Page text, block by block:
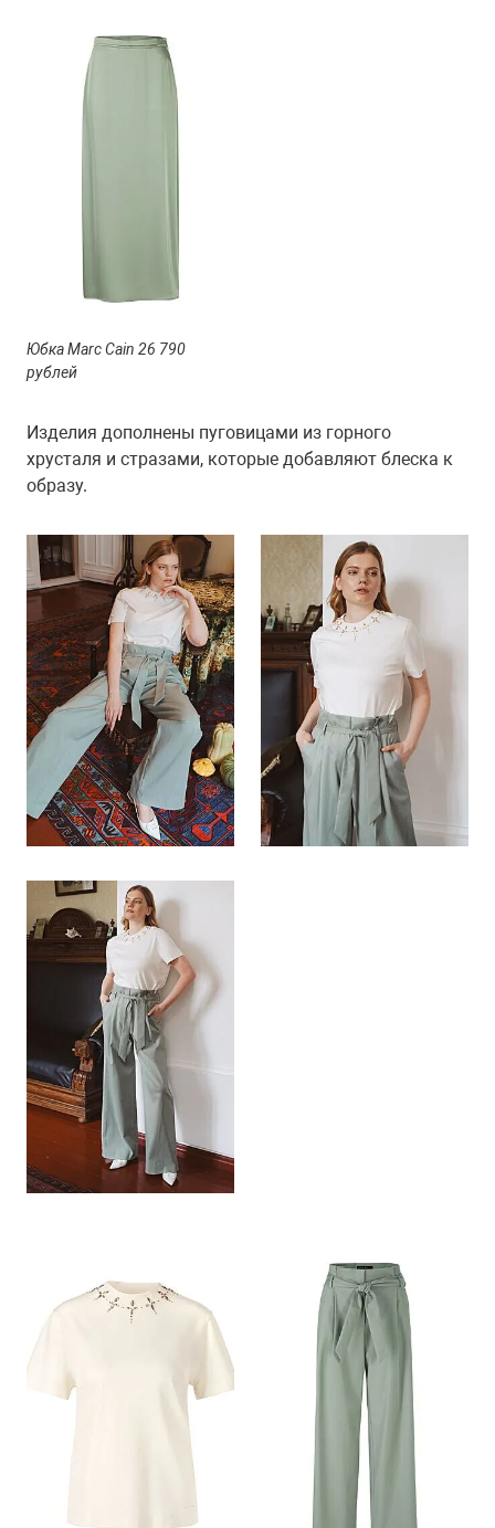
Юбка Marc Cain 26 790
рублей
Изделия дополнены пуговицами из горного
хрусталя и стразами, которые добавляют блеска к
образу.